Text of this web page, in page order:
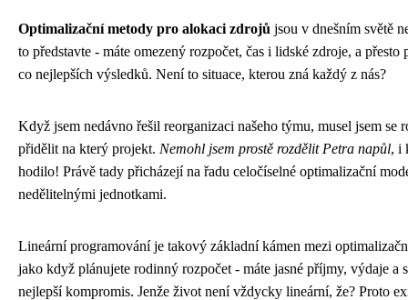
Optimalizační metody pro alokaci zdrojů jsou v dnešním světě
to představte - máte omezený rozpočet, čas i lidské zdroje, a přesto
co nejlepších výsledků. Není to situace, kterou zná každý z nás?
Když jsem nedávno řešil reorganizaci našeho týmu, musel jsem se
přidělit na který projekt. Nemohl jsem prostě rozdělit Petra napůl, i
hodilo! Právě tady přicházejí na řadu celočíselné optimalizační
nedělitelnými jednotkami.
Lineární programování je takový základní kámen mezi
jako když plánujete rodinný rozpočet - máte jasné příjmy, výdaje a
nejlepší kompromis. Jenže život není vždycky lineární, že? Proto